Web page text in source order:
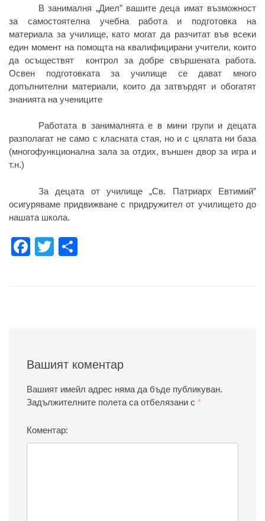
В занималня „Диел” вашите деца имат възможност
за самостоятелна учебна работа и подготовка на
материала за училище, като могат да разчитат във всеки
един момент на помощта на квалифицирани учители, които
да осъществят контрол за добре свършената работа.
Освен подготовката за училище се дават много
допълнителни материали, които да затвърдят и обогатят
знанията на учениците
Работата в занималнята е в мини групи и децата
разполагат не само с класната стая, но и с цялата ни база
(многофункционална зала за отдих, външен двор за игра и
т.н.)
За децата от училище „Св. Патриарх Евтимий”
осигуряваме придвижване с придружител от училището до
нашата школа.
Facebook
Twitter
Вашият коментар
Вашият имейл адрес няма да бъде публикуван.
Задължителните полета са отбелязани с *
Коментар: